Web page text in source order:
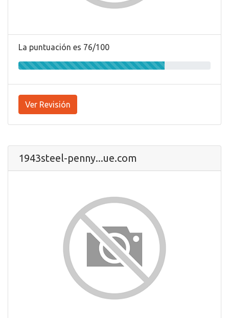
La puntuación es 76/100
Ver Revisión
1943steel-penny...ue.com